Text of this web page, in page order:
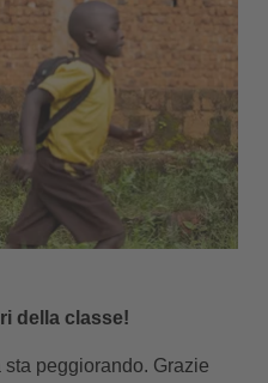
della classe!
peggiorando. Grazie